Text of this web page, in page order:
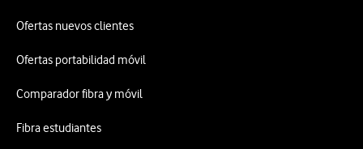
Ofertas nuevos clientes
Ofertas portabilidad móvil
Comparador fibra y móvil
Fibra estudiantes